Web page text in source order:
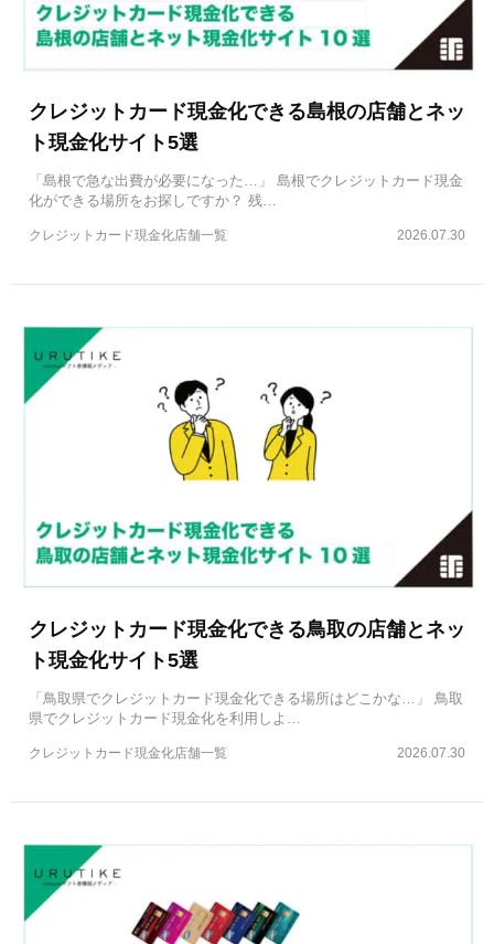
クレジットカード現金化できる島根の店舗とネッ
ト現金化サイト5選
「島根で急な出費が必要になった…」 島根でクレジットカード現金
化ができる場所をお探しですか？ 残…
2026.07.30
クレジットカード現金化店舗一覧
クレジットカード現金化できる鳥取の店舗とネッ
ト現金化サイト5選
「鳥取県でクレジットカード現金化できる場所はどこかな…」 鳥取
県でクレジットカード現金化を利用しよ…
2026.07.30
クレジットカード現金化店舗一覧